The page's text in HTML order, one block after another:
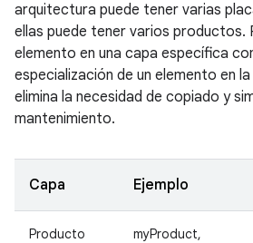
arquitectura puede tener varias
ellas puede tener varios productos.
elemento en una capa específica
especialización de un elemento en
elimina la necesidad de copiado y
mantenimiento.
Capa Ejemplo
Producto
myProduct,